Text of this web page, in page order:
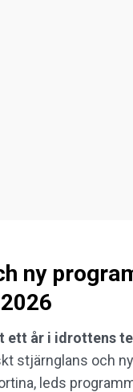
ny
ett år i idrottens
stjärnglans och
leds